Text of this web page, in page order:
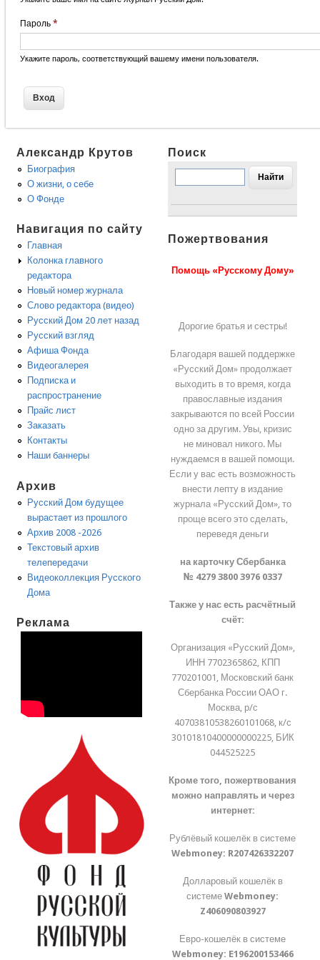
Пароль *
Укажите пароль, соответствующий вашему имени пользователя.
Александр Крутов
Биография
О жизни, о себе
О Фонде
Навигация по сайту
Главная
Колонка главного
редактора
Новый номер журнала
Слово редактора (видео)
Русский Дом 20 лет назад
Русский взгляд
Афиша Фонда
Видеогалерея
Подписка и
распространение
Прайс лист
Заказать
Контакты
Наши баннеры
Архив
Русский Дом будущее
вырастает из прошлого
Архив 2008 -2026
Текстовый архив
телепередачи
Видеоколлекция Русского
Дома
Реклама
Поиск
Пожертвования
Помощь «Русскому Дому»
Дорогие братья и сестры!
Благодаря вашей поддержке
«Русский Дом» продолжает
выходить в то время, когда
православные издания
закрываются по всей России
одно за другим. Увы, кризис
не миновал никого. Мы
нуждаемся в вашей помощи.
Если у вас есть возможность
внести лепту в издание
журнала «Русский Дом», то
проще всего это сделать,
переведя деньги
на карточку Сбербанка
№ 4279 3800 3976 0337
Также у нас есть расчётный
счёт:
Организация «Русский Дом»,
ИНН 7702365862, КПП
770201001, Московский банк
Сбербанка России ОАО г.
Москва, р/с
40703810538260101068, к/с
30101810400000000225, БИК
044525225
Кроме того, пожертвования
можно направлять и через
интернет:
Рублёвый кошелёк в системе
Webmoney: R207426332207
Долларовый кошелёк в
системеWebmoney:
Z406090803927
Евро-кошелёк в системе
Webmoney: E196200153466